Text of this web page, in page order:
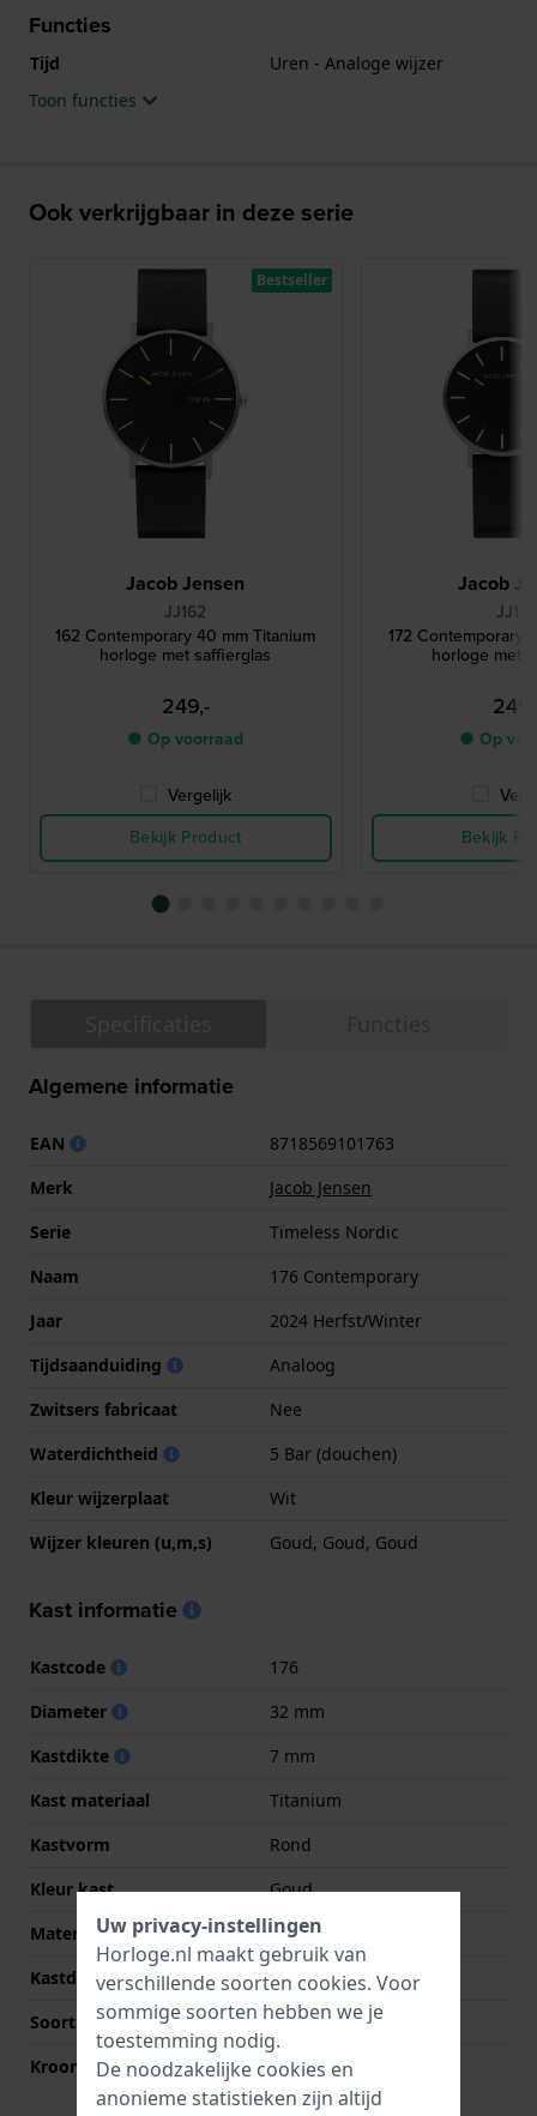
Functies
Tijd
Uren - Analoge wijzer
Toon functies
Ook verkrijgbaar in deze serie
Jacob Jensen
JJ162
162 Contemporary 40 mm Titanium
horloge met saffierglas
249,-
● Op voorraad
Vergelijk
Bekijk Product
Bestseller
Jacob
JJ172
172 Contemporary
horloge met
● Op
Bekijk
Algemene informatie
EAN
8718569101763
Merk
Jacob Jensen
Serie
Timeless Nordic
Naam
176 Contemporary
Jaar
2024 Herfst/Winter
Tijdsaanduiding
Analoog
Zwitsers fabricaat
Nee
Waterdichtheid
5 Bar (douchen)
Kleur wijzerplaat
Wit
Wijzer kleuren (u,m,s)
Goud, Goud, Goud
Kast informatie
Kastcode
176
Diameter
32 mm
Kastdikte
7 mm
Kast materiaal
Titanium
Kastvorm
Rond
Kleur kast
Goud
Materiaal kastdeksel
Titanium
Kastdeksel
Klikkast
Soort glas
Saffier
Kroon
Trek kroon
Uw privacy-instellingen
Horloge.nl maakt gebruik van
verschillende soorten cookies. Voor
sommige soorten hebben we je
toestemming nodig.
De noodzakelijke cookies en
anonieme statistieken zijn altijd